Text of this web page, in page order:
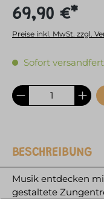
69,90 €*
Preise inkl. MwSt. zzgl.
Sofort
BESCHREIBUNG
Musik entdecken
gestaltete